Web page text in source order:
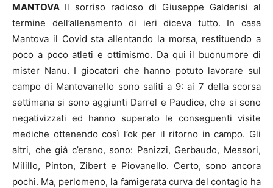
MANTOVA Il sorriso radioso di Giuseppe Galderisi al
termine dell’allenamento di ieri diceva tutto. In casa
Mantova il Covid sta allentando la morsa, restituendo a
poco a poco atleti e ottimismo. Da qui il buonumore di
mister Nanu. I giocatori che hanno potuto lavorare sul
campo di Mantovanello sono saliti a 9: ai 7 della scorsa
settimana si sono aggiunti Darrel e Paudice, che si sono
negativizzati ed hanno superato le conseguenti visite
mediche ottenendo così l’ok per il ritorno in campo. Gli
altri, che già c’erano, sono: Panizzi, Gerbaudo, Messori,
Milillo, Pinton, Zibert e Piovanello. Certo, sono ancora
pochi. Ma, perlomeno, la famigerata curva del contagio ha